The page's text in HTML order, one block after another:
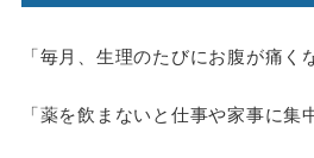
「毎月、生理のたびにお腹が痛く
「薬を飲まないと仕事や家事に集